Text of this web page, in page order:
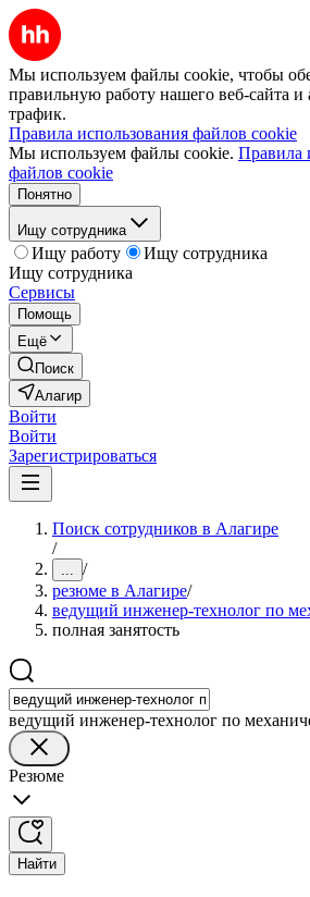
Мы используем файлы cookie, чтобы
правильную работу нашего веб-сайта и
трафик.
Правила использования файлов cookie
Мы используем файлы cookie. Правила
файлов cookie
Понятно
Ищу сотрудника
Ищу работу
Ищу сотрудника
Ищу сотрудника
Сервисы
Помощь
Ещё
Поиск
Алагир
Войти
Войти
Зарегистрироваться
Поиск сотрудников в Алагире
/
... /
резюме в Алагире/
ведущий инженер-технолог по
полная занятость
ведущий инженер-технолог по
Резюме
Найти